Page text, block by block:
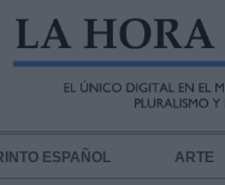
ESPAÑOL ARTE